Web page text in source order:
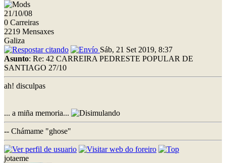
21/10/08
0 Carreiras
2219 Mensaxes
Galiza
Sáb, 21 Set 2019, 8:37
Asunto: Re: 42 CARREIRA PEDRESTE POPULAR DE
SANTIAGO 27/10
ah! disculpas
... a miña memoria...
-- Chámame "ghose"
jotaeme